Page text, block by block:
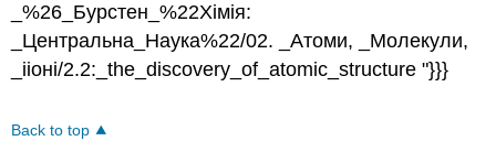
_%26_Бурстен_%22Хімія:
_Центральна_Наука%22/02. _Атоми, _Молекули,
_ііоні/2.2:_the_discovery_of_atomic_structure "}}}
Back to top